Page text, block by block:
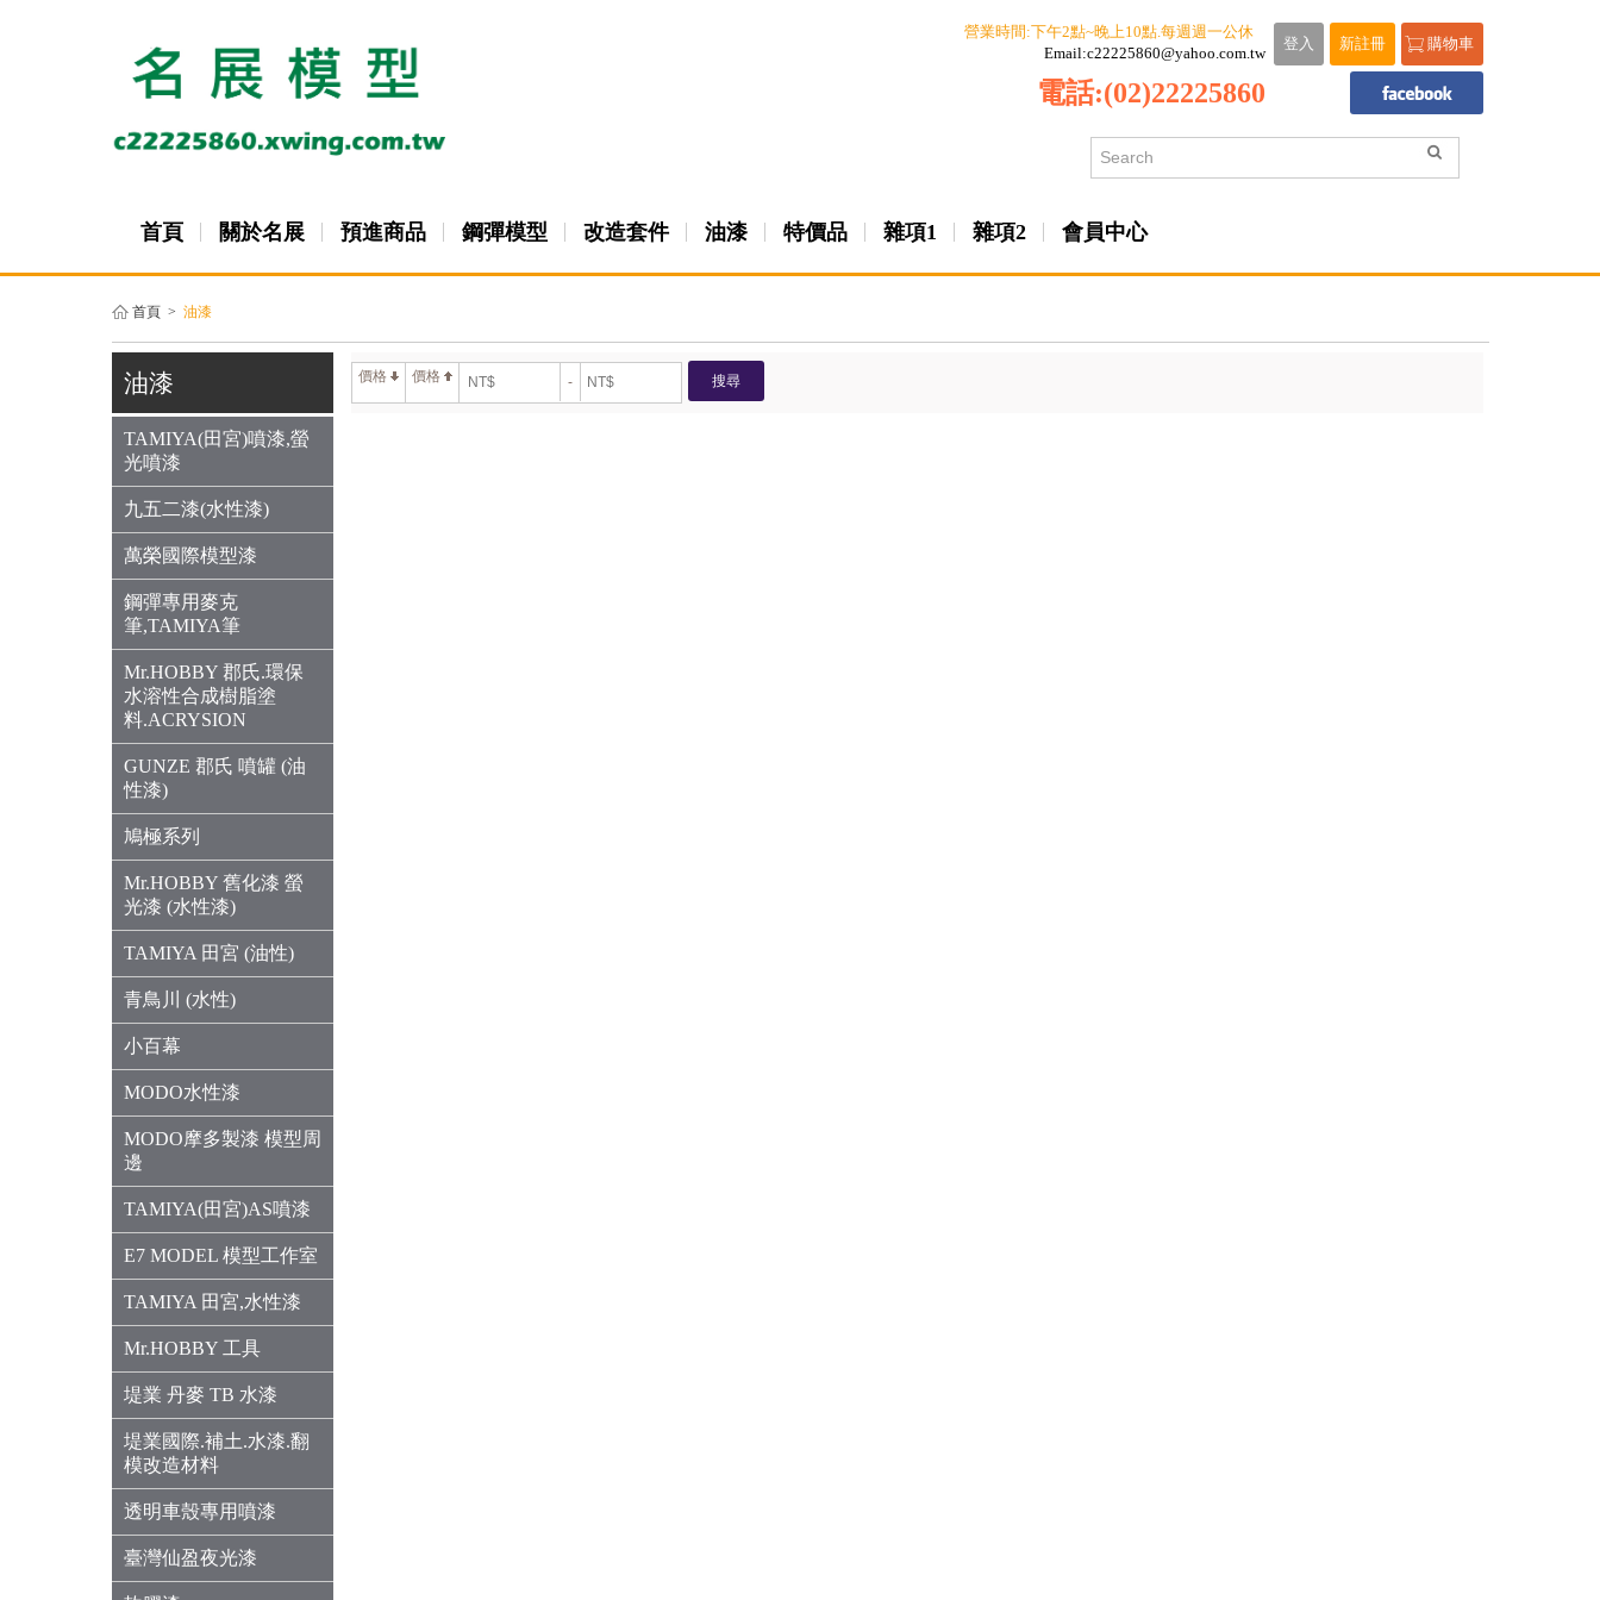
購物車
新註冊
登入
營業時間:下午2點~晚上10點.每週週一公休
Email:c22225860@yahoo.com.tw
電話:(02)22225860
首頁 關於名展 預進商品 鋼彈模型 改造套件 油漆 特價品 雜項1 雜項2 會員中心
首頁 > 油漆
油漆
TAMIYA(田宮)噴漆,螢
光噴漆
九五二漆(水性漆)
萬榮國際模型漆
鋼彈專用麥克
筆,TAMIYA筆
Mr.HOBBY 郡氏.環保
水溶性合成樹脂塗
料.ACRYSION
GUNZE 郡氏 噴罐 (油
性漆)
鳩極系列
Mr.HOBBY 舊化漆 螢
光漆 (水性漆)
TAMIYA 田宮 (油性)
青鳥川 (水性)
小百幕
MODO水性漆
MODO摩多製漆 模型周
邊
TAMIYA(田宮)AS噴漆
E7 MODEL 模型工作室
TAMIYA 田宮,水性漆
Mr.HOBBY 工具
堤業 丹麥 TB 水漆
堤業國際.補土.水漆.翻
模改造材料
透明車殼專用噴漆
臺灣仙盈夜光漆
價格 價格 - 搜尋